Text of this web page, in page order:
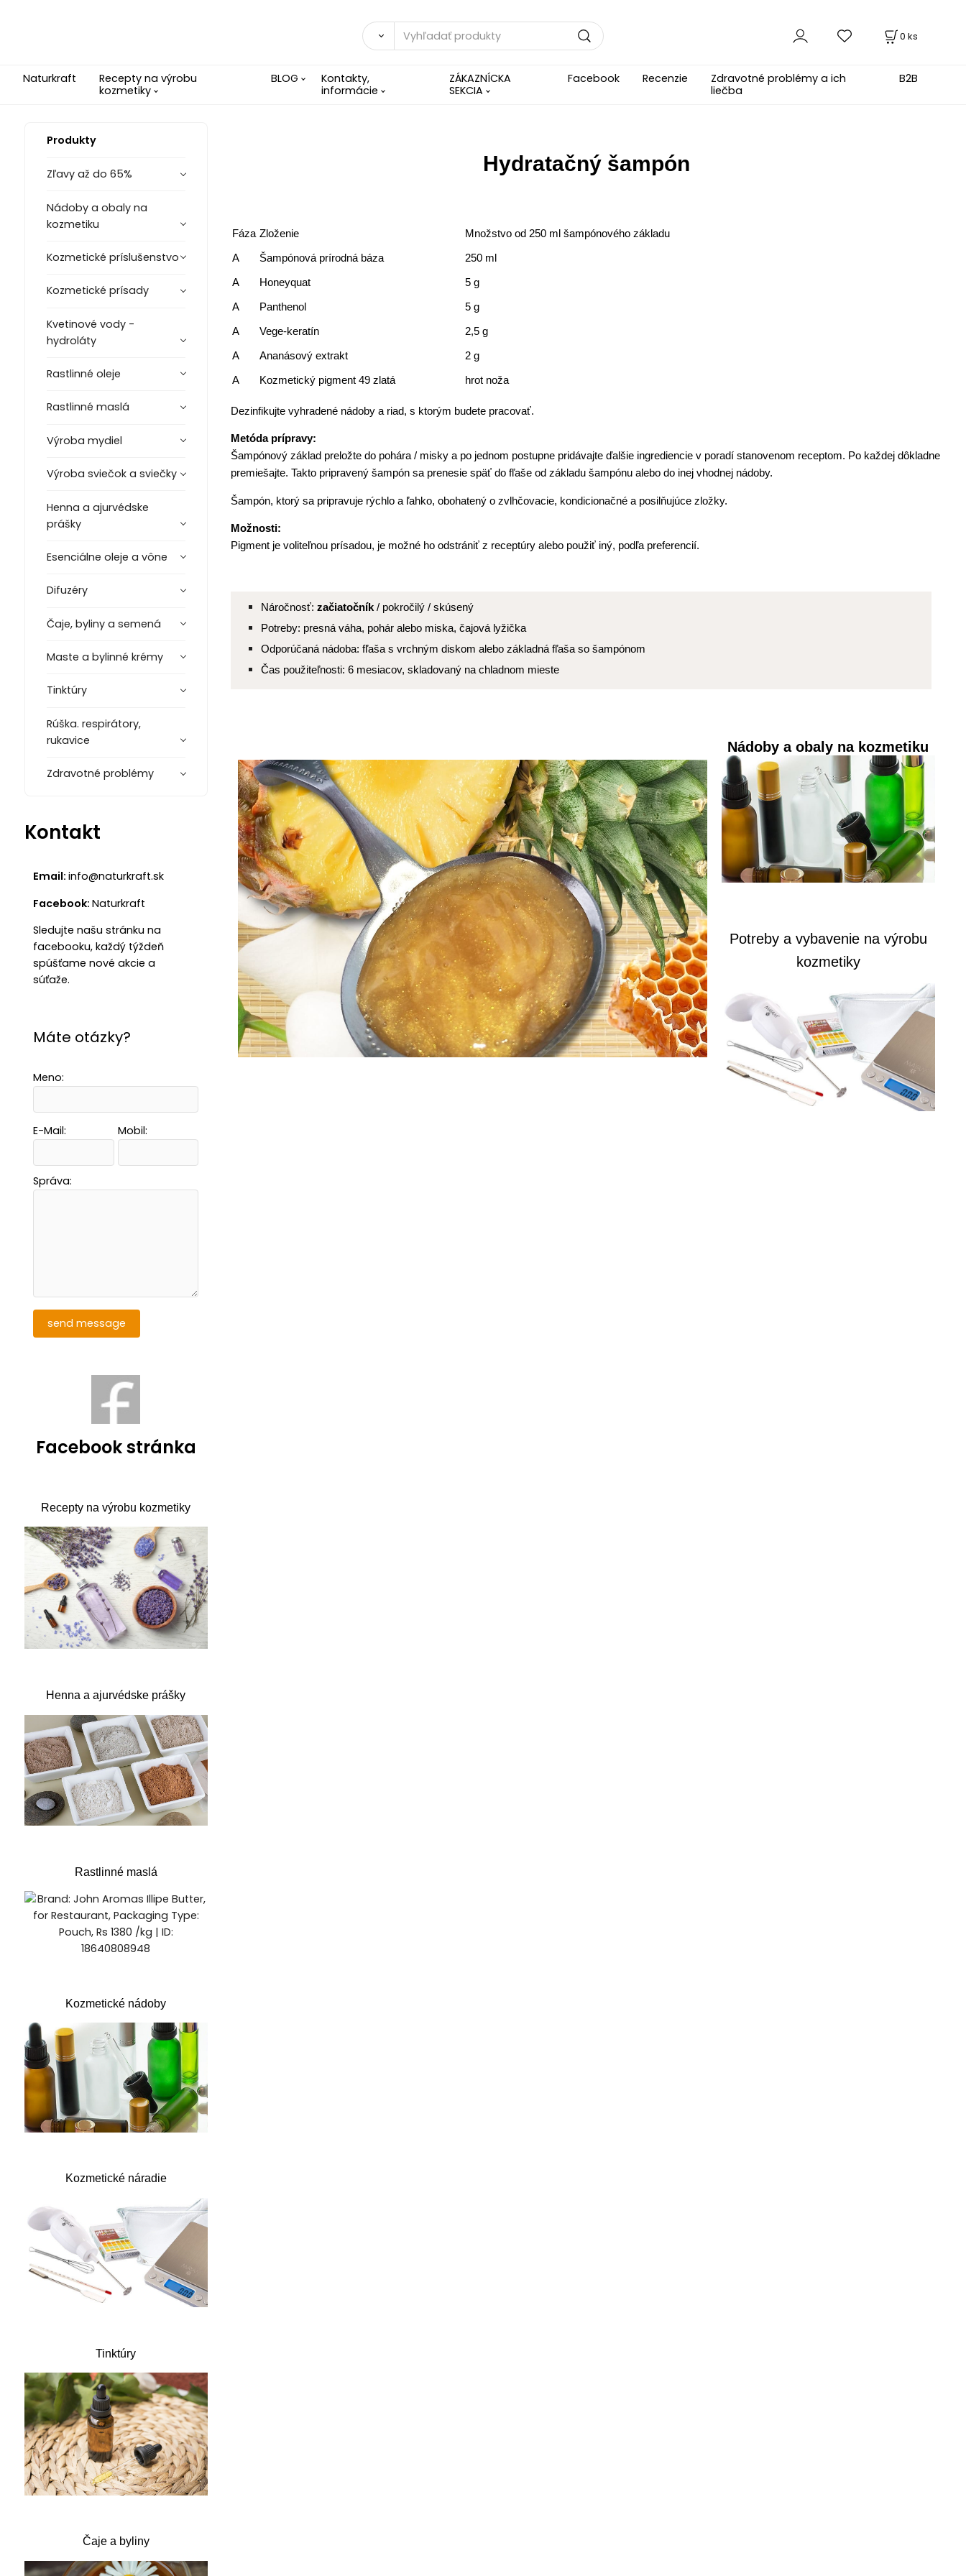
0 ks
Naturkraft
Recepty na výrobu
kozmetiky
BLOG
Kontakty,
informácie
ZÁKAZNÍCKA
SEKCIA
Facebook Recenzie
Zdravotné problémy a ich
liečba
B2B
Produkty
Zľavy až do 65%
Nádoby a obaly na
kozmetiku
Kozmetické príslušenstvo
Kozmetické prísady
Kvetinové vody -
hydroláty
Rastlinné oleje
Rastlinné maslá
Výroba mydiel
Výroba sviečok a sviečky
Henna a ajurvédske
prášky
Esenciálne oleje a vône
Difuzéry
Čaje, byliny a semená
Maste a bylinné krémy
Tinktúry
Rúška. respirátory,
rukavice
Zdravotné problémy
Kontakt
Email:info@naturkraft.sk
Facebook:Naturkraft
Sledujte našu stránku na
facebooku, každý týždeň
spúšťame nové akcie a
súťaže.
Máte otázky?
Meno:
E-Mail: Mobil:
Správa:
Facebook stránka
Recepty na výrobu kozmetiky
Henna a ajurvédske prášky
Rastlinné maslá
Kozmetické nádoby
Kozmetické náradie
Tinktúry
Čaje a byliny
Hydratačný šampón
Fáza Zloženie
Množstvo od 250 ml šampónového základu
A
Šampónová prírodná báza
250 ml
A
Honeyquat
5 g
A
Panthenol
5 g
A
Vege-keratín
2,5 g
A
Ananásový extrakt
2 g
A
Kozmetický pigment 49 zlatá hrot noža
Dezinfikujte vyhradené nádoby a riad, s ktorým budete pracovať.
Metóda prípravy:
Šampónový základ preložte do pohára / misky a po jednom postupne pridávajte ďalšie ingrediencie v poradí stanovenom receptom. Po každej dôkladne
premiešajte. Takto pripravený šampón sa prenesie späť do fľaše od základu šampónu alebo do inej vhodnej nádoby.
Šampón, ktorý sa pripravuje rýchlo a ľahko, obohatený o zvlhčovacie, kondicionačné a posilňujúce zložky.
Možnosti:
Pigment je voliteľnou prísadou, je možné ho odstrániť z receptúry alebo použiť iný, podľa preferencií.
Náročnosť: začiatočník/ pokročilý / skúsený
Potreby: presná váha, pohár alebo miska, čajová lyžička
Odporúčaná nádoba: fľaša s vrchným diskom alebo základná fľaša so šampónom
Čas použiteľnosti: 6 mesiacov, skladovaný na chladnom mieste
Nádoby a obaly na kozmetiku
Potreby a vybavenie na výrobu
kozmetiky